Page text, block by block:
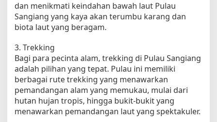
dan menikmati keindahan bawah laut Pulau
Sangiang yang kaya akan terumbu karang dan
biota laut yang beragam.
3. Trekking
Bagi para pecinta alam, trekking di Pulau Sangiang
adalah pilihan yang tepat. Pulau ini memiliki
berbagai rute trekking yang menawarkan
pemandangan alam yang memukau, mulai dari
hutan hujan tropis, hingga bukit-bukit yang
menawarkan pemandangan laut yang spektakuler.